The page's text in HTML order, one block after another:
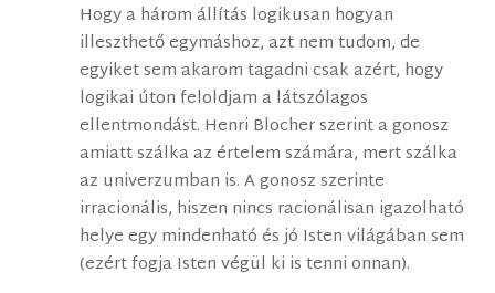
Hogy a három állítás logikusan hogyan
illeszthető egymáshoz, azt nem tudom, de
egyiket sem akarom tagadni csak azért, hogy
logikai úton feloldjam a látszólagos
ellentmondást. Henri Blocher szerint a gonosz
amiatt szálka az értelem számára, mert szálka
az univerzumban is. A gonosz szerinte
irracionális, hiszen nincs racionálisan igazolható
helye egy mindenható és jó Isten világában sem
(ezért fogja Isten végül ki is tenni onnan).